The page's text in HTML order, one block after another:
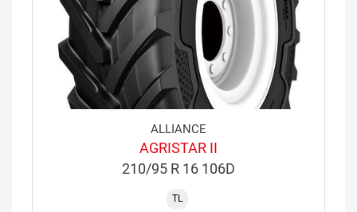
ALLIANCE
AGRISTAR II
210/95 R 16 106D
TL